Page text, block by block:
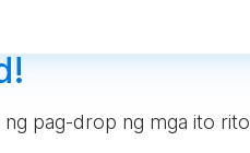
ng pag-drop ng mga ito rito